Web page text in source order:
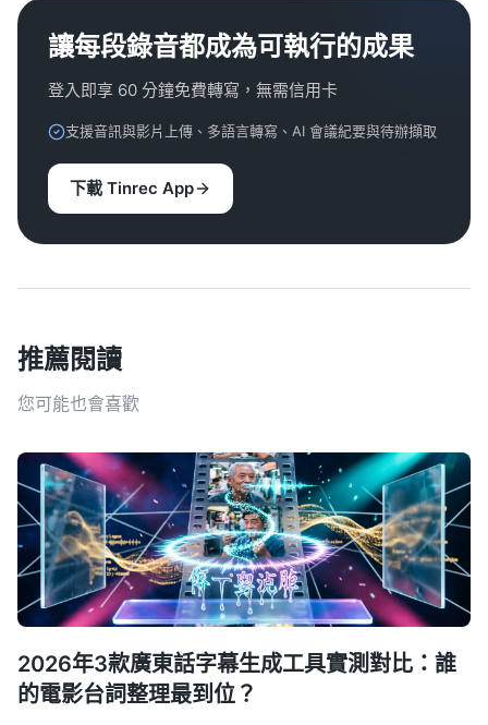
讓每段錄音都成為可執行的成果
登入即享 60 分鐘免費轉寫，無需信用卡
支援音訊與影片上傳、多語言轉寫、AI 會議紀要與待辦擷取
下載 Tinrec App
推薦閱讀
您可能也會喜歡
2026年3款廣東話字幕生成工具實測對比：誰
的電影台詞整理最到位？